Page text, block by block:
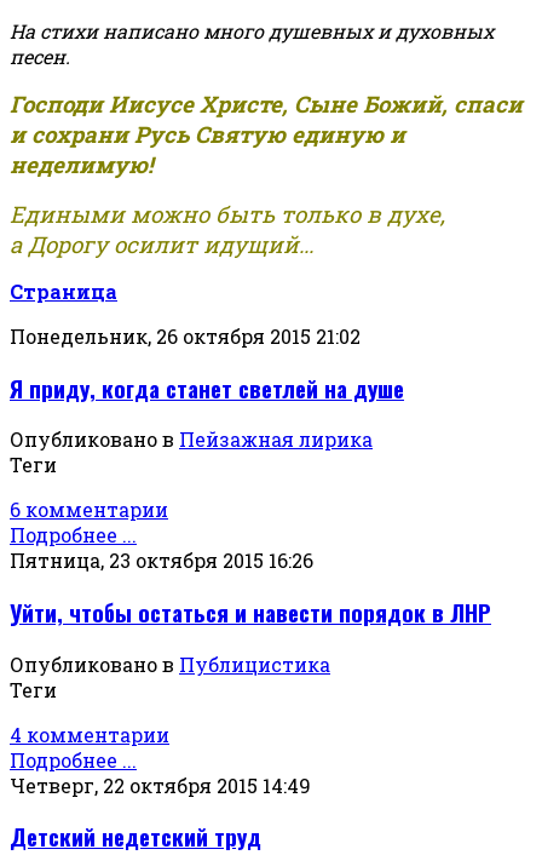
На стихи написано много душевных и духовных
песен.
Господи Иисусе Христе, Сыне Божий, спаси
и сохрани Русь Святую единую и
неделимую!
Едиными можно быть только в духе,
а Дорогу осилит идущий...
Страница
Понедельник, 26 октября 2015 21:02
Я приду, когда станет светлей на душе
Опубликовано в Пейзажная лирика
Теги
6 комментарии
Подробнее ...
Пятница, 23 октября 2015 16:26
Уйти, чтобы остаться и навести порядок в ЛНР
Опубликовано в Публицистика
Теги
4 комментарии
Подробнее ...
Четверг, 22 октября 2015 14:49
Детский недетский труд